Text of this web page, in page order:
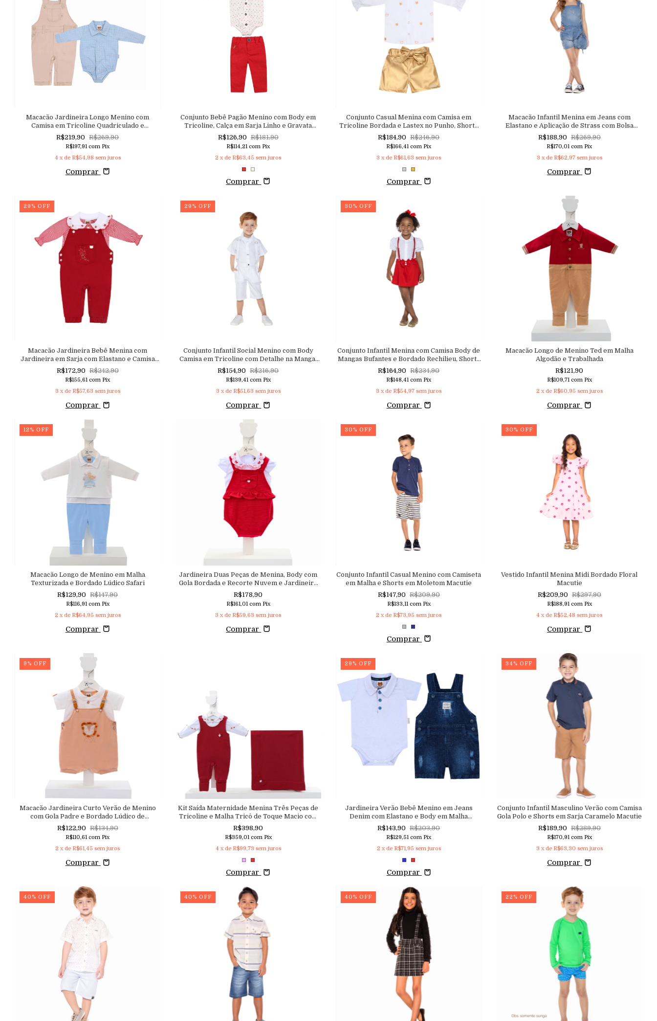
Macacão Jardineira Longo Menino com
Camisa em Tricoline Quadriculado e
Jardineira em Sarja
R$219,90 R$269,90
R$197,91com Pix
4 x de R$54,98 sem juros
Comprar
Conjunto Bebê Pagão Menino com Body em
Tricoline, Calça em Sarja Linho e Gravata
Borboleta
R$126,90 R$181,90
R$114,21com Pix
2 x de R$63,45 sem juros
Comprar
Conjunto Casual Menina com Camisa em
Tricoline Bordada e Lastex no Punho, Shorts
em Couro Eco com Laço
R$184,90 R$246,90
R$166,41com Pix
3 x de R$61,63 sem juros
Comprar
Macacão Infantil Menina em Jeans com
Elastano e Aplicação de Strass com Bolsa
Macutie
R$188,90 R$269,90
R$170,01com Pix
3 x de R$62,97 sem juros
Comprar
29 % OFF
Macacão Jardineira Bebê Menina com
Jardineira em Sarja com Elastano e Camisa
Body em Tricoline Xadrez
R$172,90 R$242,90
R$155,61com Pix
3 x de R$57,63 sem juros
Comprar
29 % OFF
Conjunto Infantil Social Menino com Body
Camisa em Tricoline com Detalhe na Manga,
Gravata Borboleta e Shorts em Sarja Linho
com Suspensório Regulável
R$154,90 R$216,90
R$139,41 com Pix
3 x de R$51,63 sem juros
Comprar
30 % OFF
Conjunto Infantil Menina com Camisa Body de
Mangas Bufantes e Bordado Rechilieu, Shorts
Saia em Sarja Linho e Suspensório com Glitter
Sútil Regulável
R$164,90 R$234,90
R$148,41com Pix
3 x de R$54,97 sem juros
Comprar
Macacão Longo de Menino Ted em Malha
Algodão e Trabalhada
R$121,90
R$109,71 com Pix
2 x de R$60,95 sem juros
Comprar
12 % OFF
Macacão Longo de Menino em Malha
Texturizada e Bordado Lúdico Safari
R$129,90
R$147,90
R$116,91 com Pix
2 x de R$64,95 sem juros
Comprar
Jardineira Duas Peças de Menina, Body com
Gola Bordada e Recorte Nuvem e Jardineira
Romper com Babados
R$178,90
R$161,01 com Pix
3 x de R$59,63 sem juros
Comprar
30 % OFF
Conjunto Infantil Casual Menino com Camiseta
em Malha e Shorts em Moletom Macutie
R$147,90 R$209,90
R$133,11 com Pix
2 x de R$73,95 sem juros
Comprar
30 % OFF
Vestido Infantil Menina Midi Bordado Floral
Macutie
R$209,90 R$297,90
R$188,91 com Pix
4 x de R$52,48 sem juros
Comprar
9 % OFF
Macacão Jardineira Curto Verão de Menino
com Gola Padre e Bordado Lúdico de
Leãozinho
R$122,90 R$134,90
R$110,61com Pix
2 x de R$61,45 sem juros
Comprar
Kit Saída Maternidade Menina Três Peças de
Tricoline e Malha Tricô de Toque Macio com
Bordado Delicado de Corações
R$398,90
R$359,01 com Pix
4 x de R$99,73 sem juros
Comprar
29 % OFF
Jardineira Verão Bebê Menino em Jeans
Denim com Elastano e Body em Malha
Trabalhada Aconchego do Bebê
R$143,90 R$203,90
R$129,51com Pix
2 x de R$71,95 sem juros
Comprar
34 % OFF
Conjunto Infantil Masculino Verão com Camisa
Gola Polo e Shorts em Sarja Caramelo Macutie
R$189,90 R$289,90
R$170,91 com Pix
3 x de R$63,30 sem juros
Comprar
40 % OFF 40 % OFF 40 % OFF 22 % OFF